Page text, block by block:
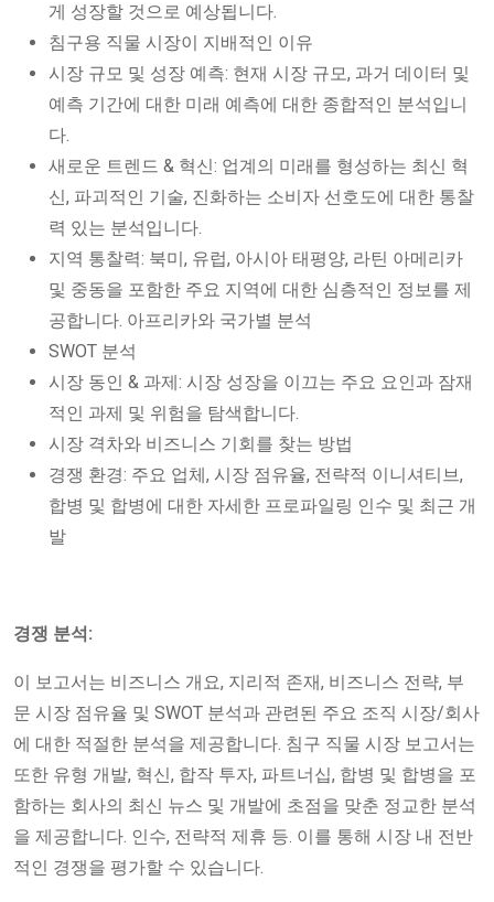
게 성장할 것으로 예상됩니다.
침구용 직물 시장이 지배적인 이유
시장 규모 및 성장 예측: 현재 시장 규모, 과거 데이터 및
예측 기간에 대한 미래 예측에 대한 종합적인 분석입니
다.
새로운 트렌드 & 혁신: 업계의 미래를 형성하는 최신 혁
신, 파괴적인 기술, 진화하는 소비자 선호도에 대한 통찰
력 있는 분석입니다.
지역 통찰력: 북미, 유럽, 아시아 태평양, 라틴 아메리카
및 중동을 포함한 주요 지역에 대한 심층적인 정보를 제
공합니다. 아프리카와 국가별 분석
SWOT 분석
시장 동인 & 과제: 시장 성장을 이끄는 주요 요인과 잠재
적인 과제 및 위험을 탐색합니다.
시장 격차와 비즈니스 기회를 찾는 방법
경쟁 환경: 주요 업체, 시장 점유율, 전략적 이니셔티브,
합병 및 합병에 대한 자세한 프로파일링 인수 및 최근 개
발
경쟁 분석:
이 보고서는 비즈니스 개요, 지리적 존재, 비즈니스 전략, 부
문 시장 점유율 및 SWOT 분석과 관련된 주요 조직 시장/회사
에 대한 적절한 분석을 제공합니다. 침구 직물 시장 보고서는
또한 유형 개발, 혁신, 합작 투자, 파트너십, 합병 및 합병을 포
함하는 회사의 최신 뉴스 및 개발에 초점을 맞춘 정교한 분석
을 제공합니다. 인수, 전략적 제휴 등. 이를 통해 시장 내 전반
적인 경쟁을 평가할 수 있습니다.